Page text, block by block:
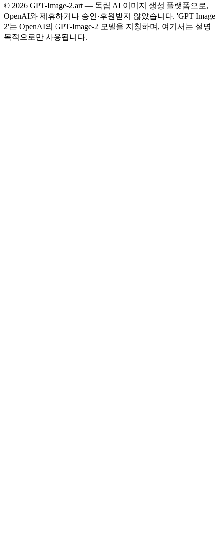
© 2026 GPT-Image-2.art — 독립 AI 이미지 생성 플랫폼으로,
OpenAI와 제휴하거나 승인·후원받지 않았습니다. 'GPT Image
2'는 OpenAI의 GPT-Image-2 모델을 지칭하며, 여기서는 설명
목적으로만 사용됩니다.